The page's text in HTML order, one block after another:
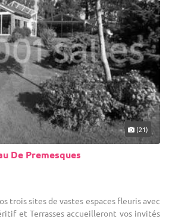
(21)
De Premesques
trois sites de vastes espaces fleuris avec
et Terrasses accueilleront vos invités